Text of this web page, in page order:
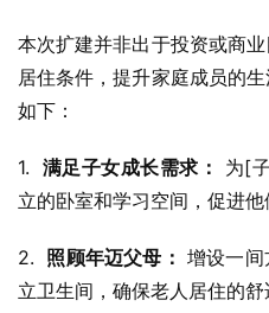
本次扩建并非出于投资或商
居住条件，提升家庭成员的
如下：
1. 满足子女成长需求：
为[
立的卧室和学习空间，促进他
2. 照顾年迈父母： 增设一
立卫生间，确保老人居住的舒